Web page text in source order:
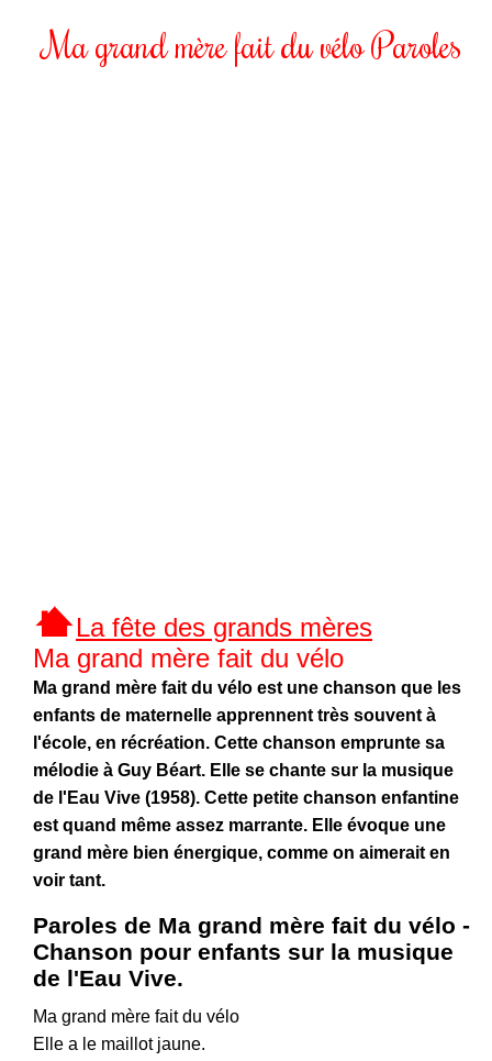
Ma grand mère fait du vélo Paroles
La fête des grands mères
Ma grand mère fait du vélo
Ma grand mère fait du vélo est une chanson que les
enfants de maternelle apprennent très souvent à
l'école, en récréation. Cette chanson emprunte sa
mélodie à Guy Béart. Elle se chante sur la musique
de l'Eau Vive (1958). Cette petite chanson enfantine
est quand même assez marrante. Elle évoque une
grand mère bien énergique, comme on aimerait en
voir tant.
Paroles de Ma grand mère fait du vélo -
Chanson pour enfants sur la musique
de l'Eau Vive.
Ma grand mère fait du vélo
Elle a le maillot jaune.